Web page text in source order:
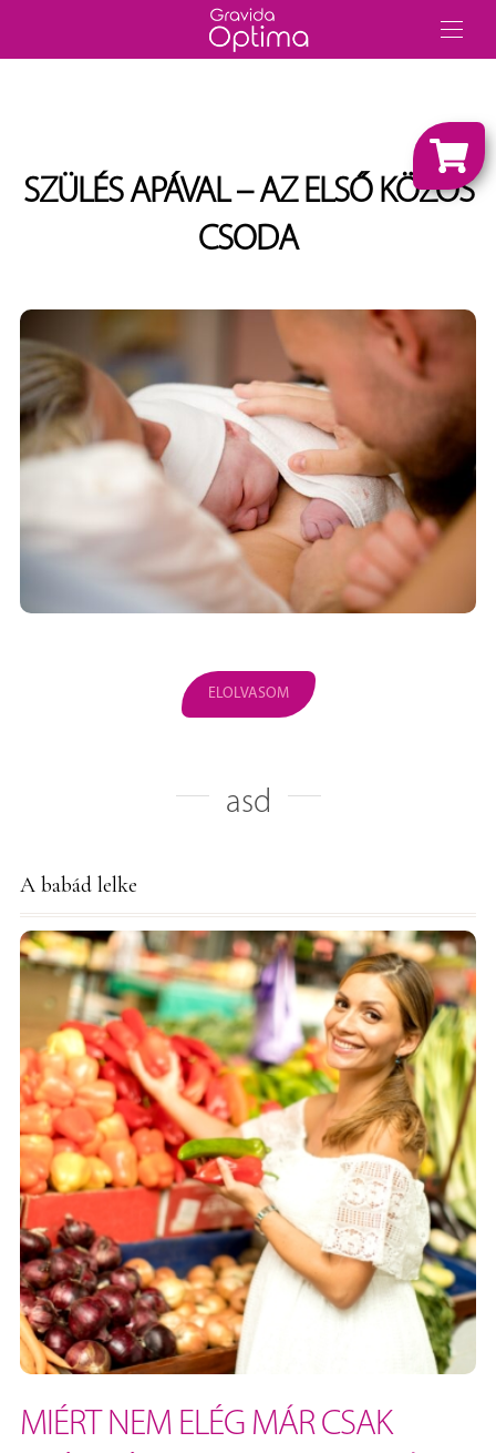
SZÜLÉS APÁVAL – AZ ELSŐ KÖZÖS
CSODA
ELOLVASOM
asd
A babád lelke
MIÉRT NEM ELÉG MÁR CSAK